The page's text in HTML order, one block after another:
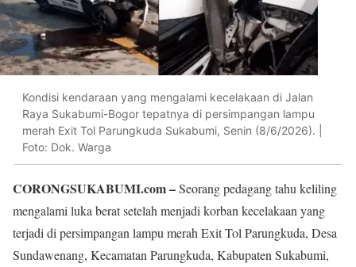
Kondisi kendaraan yang mengalami kecelakaan di Jalan
Raya Sukabumi-Bogor tepatnya di persimpangan lampu
merah Exit Tol Parungkuda Sukabumi, Senin (8/6/2026). |
Foto: Dok. Warga
CORONGSUKABUMI.com –Seorang pedagang tahu keliling
mengalami luka berat setelah menjadi korban kecelakaan yang
terjadi di persimpangan lampu merah Exit Tol Parungkuda, Desa
Sundawenang, Kecamatan Parungkuda, Kabupaten Sukabumi,